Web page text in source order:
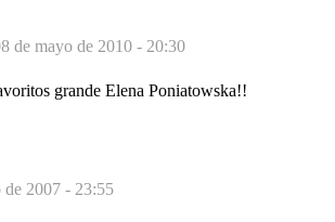
de mayo de 2010 - 20:30
grande Elena Poniatowska!!
de 2007 - 23:55